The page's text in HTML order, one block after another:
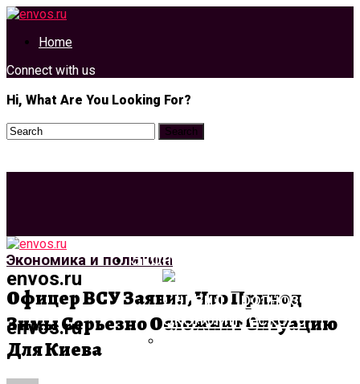
Home
Connect with us
Hi, What Are You Looking For?
envos.ru
envos.ru
Экономика И Политика
Экономика и политика
Офицер ВСУ Заявил, Что Приход
Зимы Серьезно Осложнит Ситуацию
Для Киева